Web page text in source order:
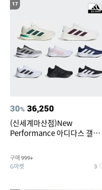
17
30% 36,250
(신세계마산점)New
Performance 아디다스 갤럭시
구매 999+
G마켓 3